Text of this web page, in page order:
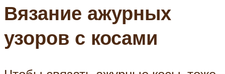
Вязание ажурных
узоров с косами